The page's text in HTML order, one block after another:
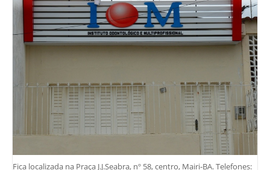
Fica localizada na Praça J.J.Seabra, nº 58, centro, Mairi-BA. Telefones: